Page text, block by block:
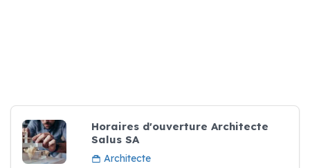
Horaires d'ouverture Architecte
Salus SA
Architecte